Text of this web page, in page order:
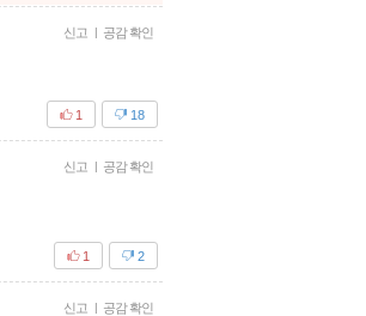
신고 | 공감 확인
18
1
신고 | 공감 확인
2
1
신고 | 공감 확인